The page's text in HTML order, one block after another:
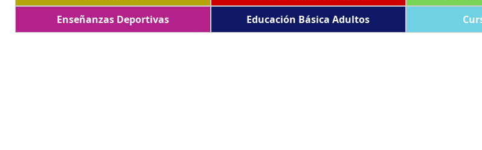
Enseñanzas Deportivas
Educación Básica Adultos